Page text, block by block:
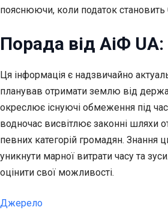
пояснюючи, коли податок становить
Порада від АіФ UA:
Ця інформація є надзвичайно
планував отримати землю від
окреслює існуючі обмеження під
водночас висвітлює законні шляхи
певних категорій громадян.
уникнути марної витрати часу та
оцінити свої можливості.
Джерело